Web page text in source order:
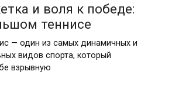
и воля к победе:
теннисе
— один из самых динамичных и
видов спорта, который
взрывную